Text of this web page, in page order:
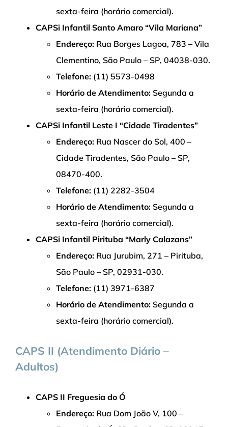
sexta-feira (horário comercial).
CAPSi Infantil Santo Amaro “Vila Mariana”
Endereço: Rua Borges Lagoa, 783 – Vila
Clementino, São Paulo – SP, 04038-030.
Telefone: (11) 5573-0498
Horário de Atendimento: Segunda a
sexta-feira (horário comercial).
CAPSi Infantil Leste I “Cidade Tiradentes”
Endereço: Rua Nascer do Sol, 400 –
Cidade Tiradentes, São Paulo – SP,
08470-400.
Telefone: (11) 2282-3504
Horário de Atendimento: Segunda a
sexta-feira (horário comercial).
CAPSi Infantil Pirituba “Marly Calazans”
Endereço: Rua Jurubim, 271 – Pirituba,
São Paulo – SP, 02931-030.
Telefone: (11) 3971-6387
Horário de Atendimento: Segunda a
sexta-feira (horário comercial).
CAPS II (Atendimento Diário –
Adultos)
CAPS II Freguesia do Ó
Endereço: Rua Dom João V, 100 –